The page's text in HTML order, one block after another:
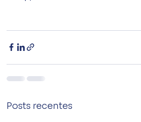
Posts recentes